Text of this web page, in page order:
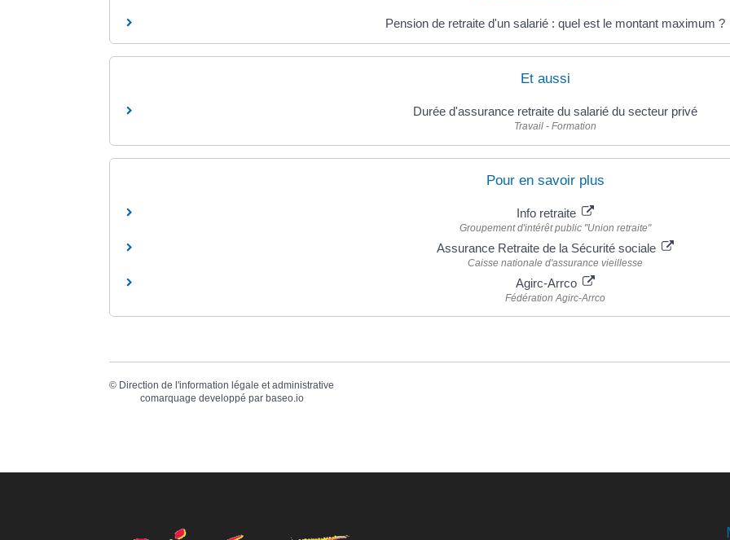
Pension de retraite d'un salarié : quel est le montant maximum ?
Et aussi
Durée d'assurance retraite du salarié du secteur privé
Travail - Formation
Pour en savoir plus
Info retraite
Groupement d'intérêt public "Union retraite"
Assurance Retraite de la Sécurité sociale
Caisse nationale d'assurance vieillesse
Agirc-Arrco
Fédération Agirc-Arrco
© Direction de l'information légale et administrative
comarquage developpé par baseo.io